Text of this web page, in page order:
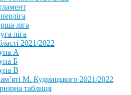
ліга
ліга
2021/2022
А
Б
В
М. Кудрицького 2021/2022
таблиця